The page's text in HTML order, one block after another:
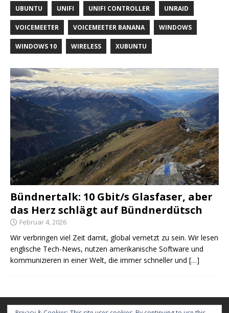
UBUNTU UNIFI UNIFI CONTROLLER UNRAID
VOICEMEETER VOICEMEETER BANANA WINDOWS
WINDOWS 10 WIRELESS XUBUNTU
Bündnertalk: 10 Gbit/s Glasfaser, aber
das Herz schlägt auf Bündnerdütsch
Februar 4, 2026
Wir verbringen viel Zeit damit, global vernetzt zu sein. Wir lesen
englische Tech-News, nutzen amerikanische Software und
kommunizieren in einer Welt, die immer schneller und […]